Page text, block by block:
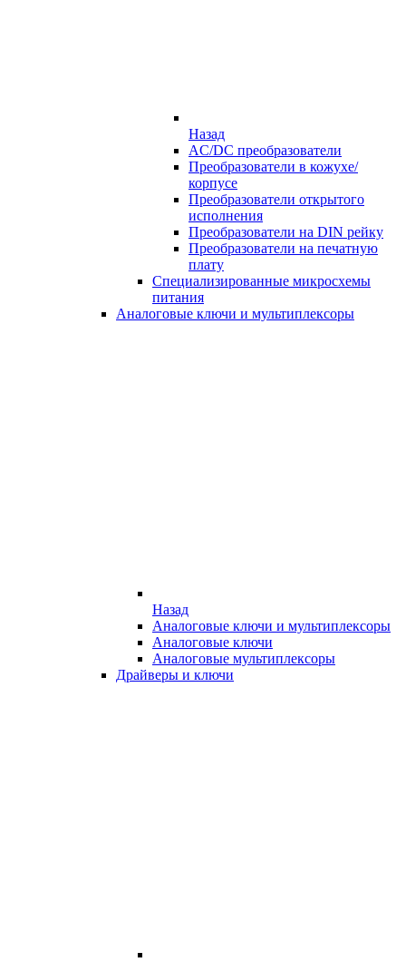
Назад
AC/DC преобразователи
Преобразователи в кожухе/
корпусе
Преобразователи открытого
исполнения
Преобразователи на DIN рейку
Преобразователи на печатную
плату
Специализированные микросхемы
питания
Аналоговые ключи и мультиплексоры
Назад
Аналоговые ключи и мультиплексоры
Аналоговые ключи
Аналоговые мультиплексоры
Драйверы и ключи